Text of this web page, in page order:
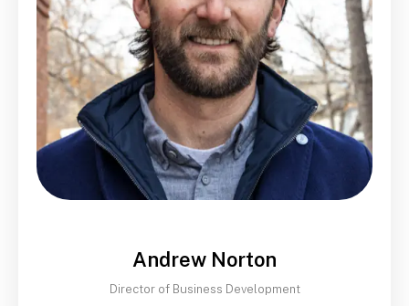
Andrew Norton
Director of Business Development